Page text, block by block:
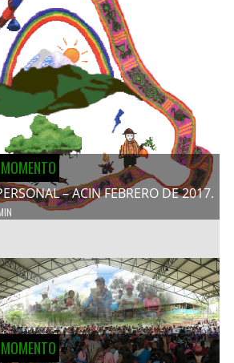
– ACIN FEBRERO DE 2017.